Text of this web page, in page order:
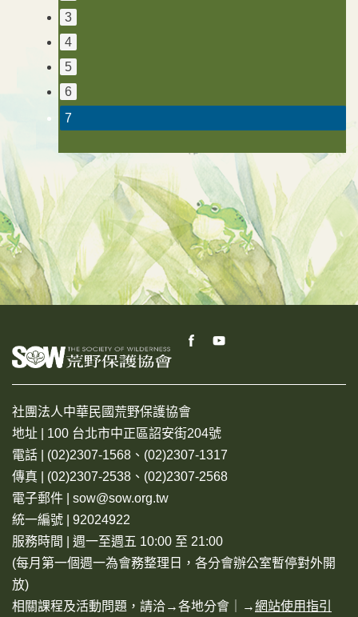
3
4
5
6
7
社團法人中華民國荒野保護協會
地址 | 100 台北市中正區詔安街204號
電話 | (02)2307-1568、(02)2307-1317
傳真 | (02)2307-2538、(02)2307-2568
電子郵件 | sow@sow.org.tw
統一編號 | 92024922
服務時間 | 週一至週五 10:00 至 21:00
(每月第一個週一為會務整理日，各分會辦公室暫停對外開
放)
相關課程及活動問題，請洽→各地分會 ｜→網站使用指引